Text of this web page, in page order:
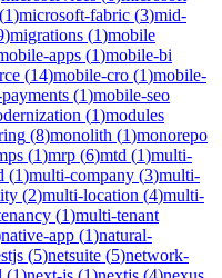
(1)microsoft-fabric (3)mid-
)migrations (1)mobile
apps (1)mobile-bi
(14)mobile-cro (1)mobile-
(1)mobile-seo
(1)modules
(8)monolith (1)monorepo
(1)mrp (6)mtd (1)multi-
(1)multi-company (3)multi-
(2)multi-location (4)multi-
(1)multi-tenant
native-app (1)natural-
(5)netsuite (5)network-